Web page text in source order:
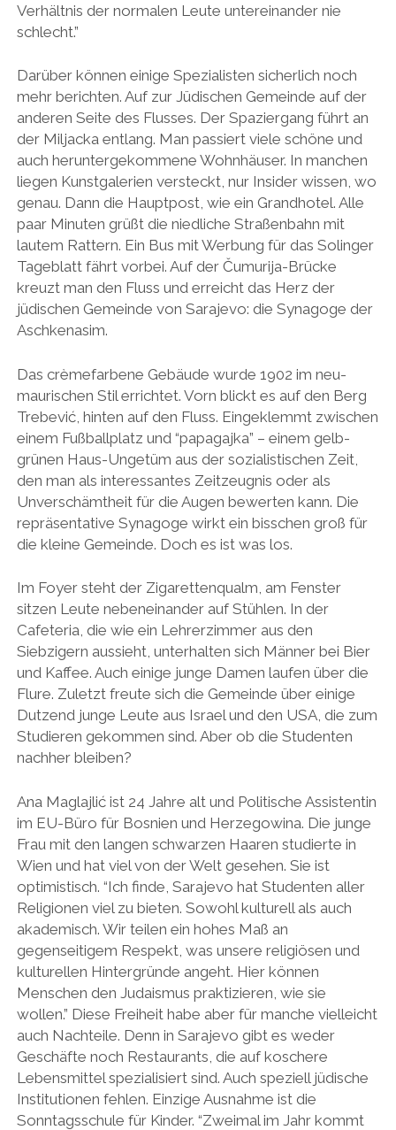
Verhältnis der normalen Leute untereinander nie
schlecht.”
Darüber können einige Spezialisten sicherlich noch
mehr berichten. Auf zur Jüdischen Gemeinde auf der
anderen Seite des Flusses. Der Spaziergang führt an
der Miljacka entlang. Man passiert viele schöne und
auch heruntergekommene Wohnhäuser. In manchen
liegen Kunstgalerien versteckt, nur Insider wissen, wo
genau. Dann die Hauptpost, wie ein Grandhotel. Alle
paar Minuten grüßt die niedliche Straßenbahn mit
lautem Rattern. Ein Bus mit Werbung für das Solinger
Tageblatt fährt vorbei. Auf der Čumurija-Brücke
kreuzt man den Fluss und erreicht das Herz der
jüdischen Gemeinde von Sarajevo: die Synagoge der
Aschkenasim.
Das crèmefarbene Gebäude wurde 1902 im neu-
maurischen Stil errichtet. Vorn blickt es auf den Berg
Trebević, hinten auf den Fluss. Eingeklemmt zwischen
einem Fußballplatz und “papagajka” – einem gelb-
grünen Haus-Ungetüm aus der sozialistischen Zeit,
den man als interessantes Zeitzeugnis oder als
Unverschämtheit für die Augen bewerten kann. Die
repräsentative Synagoge wirkt ein bisschen groß für
die kleine Gemeinde. Doch es ist was los.
Im Foyer steht der Zigarettenqualm, am Fenster
sitzen Leute nebeneinander auf Stühlen. In der
Cafeteria, die wie ein Lehrerzimmer aus den
Siebzigern aussieht, unterhalten sich Männer bei Bier
und Kaffee. Auch einige junge Damen laufen über die
Flure. Zuletzt freute sich die Gemeinde über einige
Dutzend junge Leute aus Israel und den USA, die zum
Studieren gekommen sind. Aber ob die Studenten
nachher bleiben?
Ana Maglajlić ist 24 Jahre alt und Politische Assistentin
im EU-Büro für Bosnien und Herzegowina. Die junge
Frau mit den langen schwarzen Haaren studierte in
Wien und hat viel von der Welt gesehen. Sie ist
optimistisch. “Ich finde, Sarajevo hat Studenten aller
Religionen viel zu bieten. Sowohl kulturell als auch
akademisch. Wir teilen ein hohes Maß an
gegenseitigem Respekt, was unsere religiösen und
kulturellen Hintergründe angeht. Hier können
Menschen den Judaismus praktizieren, wie sie
wollen.” Diese Freiheit habe aber für manche vielleicht
auch Nachteile. Denn in Sarajevo gibt es weder
Geschäfte noch Restaurants, die auf koschere
Lebensmittel spezialisiert sind. Auch speziell jüdische
Institutionen fehlen. Einzige Ausnahme ist die
Sonntagsschule für Kinder. “Zweimal im Jahr kommt